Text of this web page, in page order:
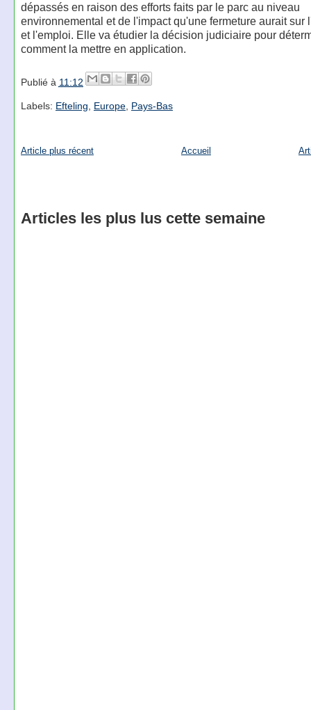
dépassés en raison des efforts faits par le parc au niveau
environnemental et de l'impact qu'une fermeture aurait sur
et l'emploi. Elle va étudier la décision judiciaire pour
comment la mettre en application.
Publié à 11:12
Labels: Efteling Europe, Pays-Bas
Article plus récent Accueil
Articles les plus lus cette semaine